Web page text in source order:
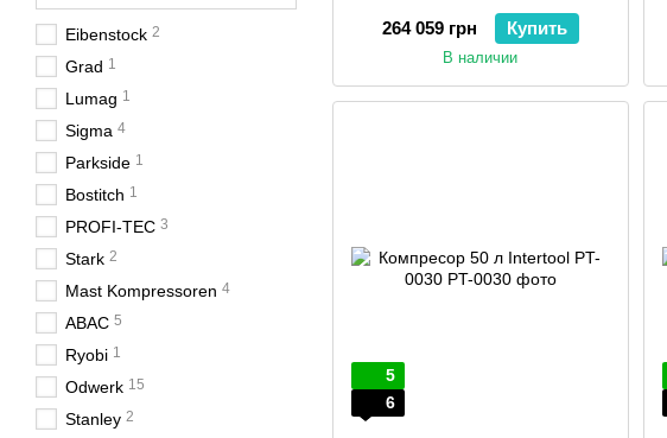
264 059 грн
Купить
В наличии
5
6
Eibenstock 2
Grad 1
Lumag 1
Sigma 4
Parkside 1
Bostitch 1
PROFI-TEC 3
Stark 2
Mast Kompressoren 4
ABAC 5
Ryobi 1
Odwerk 15
Stanley 2